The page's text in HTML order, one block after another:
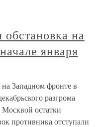
на
января
Западном фронте в
разгрома
остатки
противника отступали